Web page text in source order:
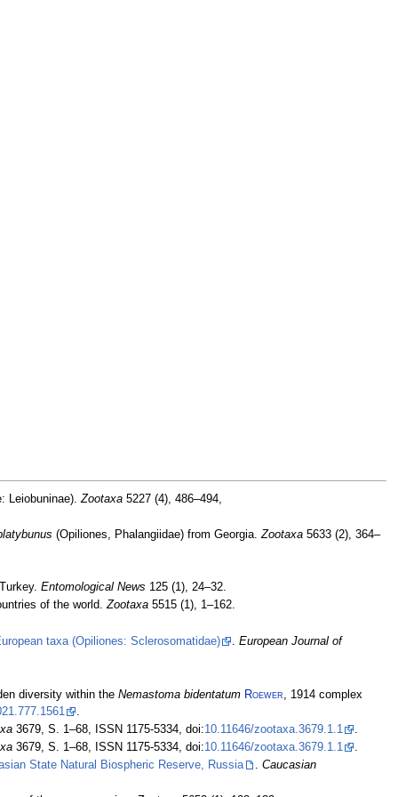
Leiobuninae).Zootaxa5227 (4), 486–494,
(Opiliones, Phalangiidae) from Georgia. Zootaxa5633 (2), 364–
Entomological News 125 (1), 24–32.
of the world.Zootaxa5515 (1), 1–162.
taxa (Opiliones: Sclerosomatidae) . European Journal of
diversity within the Nemastoma bidentatum Roewer , 1914 complex
3679, S. 1–68, ISSN 1175-5334, doi:10.11646/zootaxa.3679.1.1
3679, S. 1–68, ISSN 1175-5334, doi:10.11646/zootaxa.3679.1.1
.
State Natural Biospheric Reserve, Russia
. Caucasian